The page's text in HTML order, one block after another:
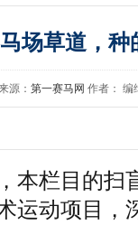
场草道，
源： 第一赛马网 作者： 编
本栏目的扫
运动项目，